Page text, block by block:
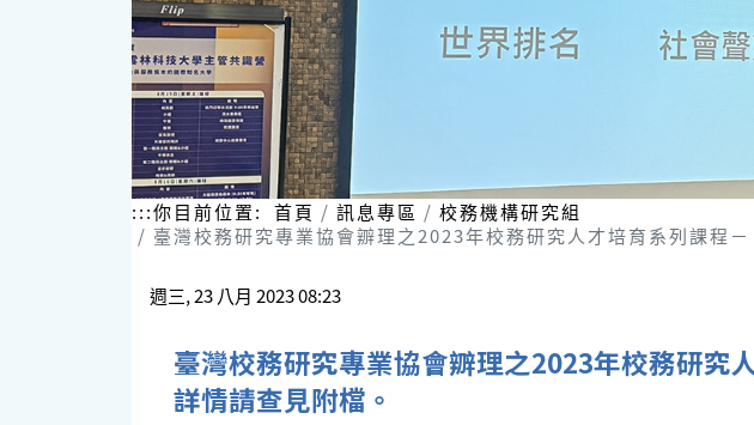
:::你目前位置: 首頁 訊息專區
校務機構研究組
臺灣校務研究專業協會辧理之2023年校務研究人才培育系列課程
週三, 23 八月 2023 08:23
臺灣校務研究專業協會辧理之2023年校務研究
詳情請查見附檔。